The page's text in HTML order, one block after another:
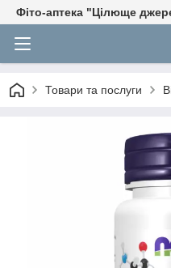
Фіто-аптека "Цілюще
Товари та послуги